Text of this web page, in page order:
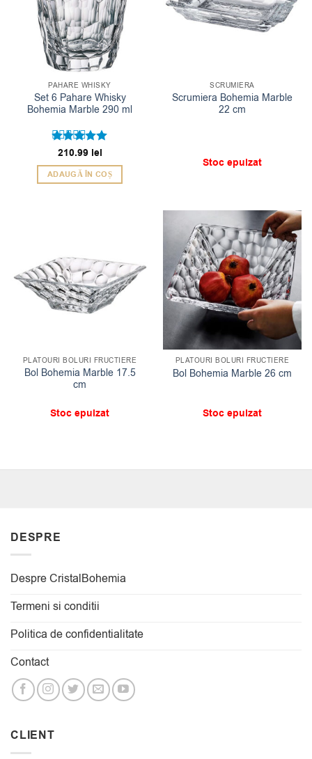
PAHARE WHISKY
Set 6 Pahare Whisky
Bohemia Marble 290 ml
Evaluat la
5din 5
210.99 lei
ADAUGĂ ÎN COȘ
SCRUMIERA
Scrumiera Bohemia Marble
22 cm
Stoc epuizat
PLATOURI BOLURI FRUCTIERE
Bol Bohemia Marble 17.5
cm
Stoc epuizat
PLATOURI BOLURI FRUCTIERE
Bol Bohemia Marble 26 cm
Stoc epuizat
DESPRE
Despre CristalBohemia
Termeni si conditii
Politica de confidentialitate
Contact
CLIENT